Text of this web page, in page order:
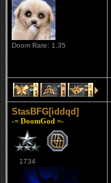
Doom Rate: 1.35
1 1 1
StasBFG[iddqd]
-= DoomGod =-
1734